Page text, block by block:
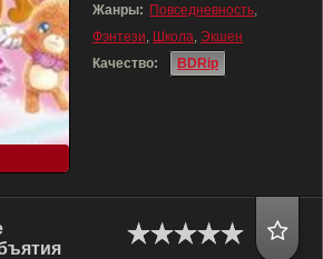
Жанры: Повседневность,
Фэнтези, Школа, Экшен
Качество:
BDRip